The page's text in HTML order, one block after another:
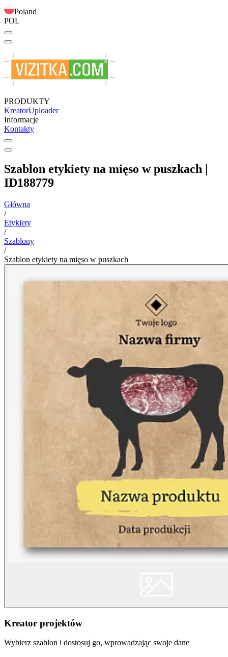
Poland
POL
PRODUKTY
KreatorUploader
Informacje
Kontakty
Szablon etykiety na mięso w puszkach |
ID188779
Główna
/
Etykiety
/
Szablony
/
Szablon etykiety na mięso w puszkach
Kreator projektów
Wybierz szablon i dostosuj go, wprowadzając swoje dane